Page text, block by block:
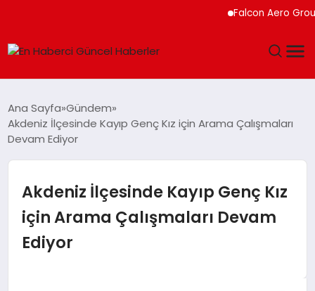
Falcon Aero
MAGAZIN
Ana Sayfa Gündem
Akdeniz İlçesinde Kayıp Genç Kız için Arama Çalışmaları
Devam Ediyor
Akdeniz İlçesinde Kayıp Genç Kız
için Arama Çalışmaları Devam
Ediyor